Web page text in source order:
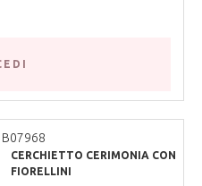
B07968
CERCHIETTO CERIMONIA CON
FIORELLINI